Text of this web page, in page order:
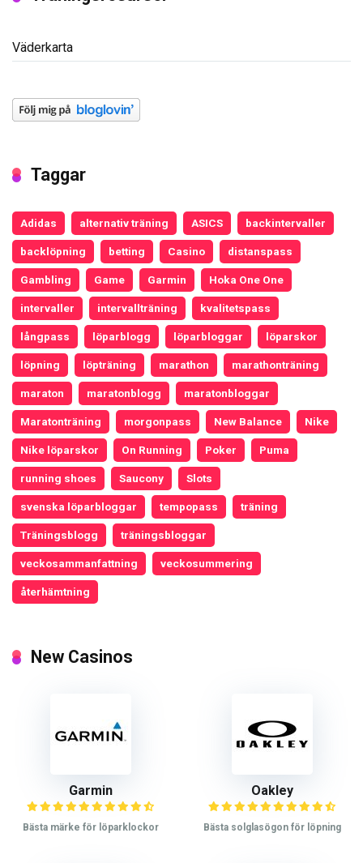
Väderkarta
Taggar
Adidas alternativ träning ASICS backintervaller
backlöpning betting Casino distanspass
Gambling Game Garmin Hoka One One
intervaller intervallträning kvalitetspass
långpass löparblogg löparbloggar löparskor
löpning löpträning marathon marathonträning
maraton maratonblogg maratonbloggar
Maratonträning morgonpass New Balance Nike
Nike löparskor On Running Poker Puma
running shoes Saucony Slots
svenska löparbloggar tempopass träning
Träningsblogg träningsbloggar
veckosammanfattning veckosummering
återhämtning
New Casinos
Garmin
Bästa märke för löparklockor
Oakley
Bästa solglasögon för löpning